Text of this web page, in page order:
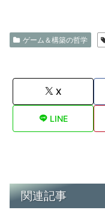
ゲーム＆構築の哲学
X
LINE
関連記事